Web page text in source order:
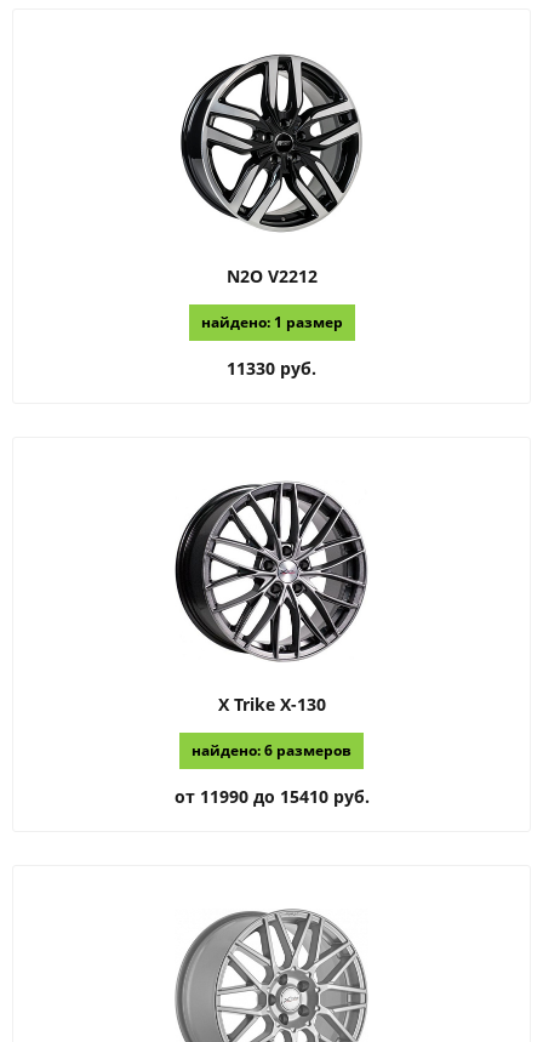
N2O V2212
найдено: 1 размер
11330 руб.
X Trike X-130
найдено: 6 размеров
от 11990 до 15410 руб.